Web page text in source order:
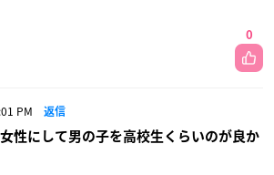
0
PM 返信
性にして男の子を高校生くらいのが良か